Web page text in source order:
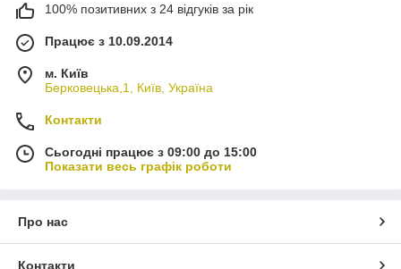
100% позитивних з 24 відгуків за рік
Працює з 10.09.2014
м. Київ
Берковецька,1, Київ, Україна
Контакти
Сьогодні працює з 09:00 до 15:00
Показати весь графік роботи
Про нас
Контакти